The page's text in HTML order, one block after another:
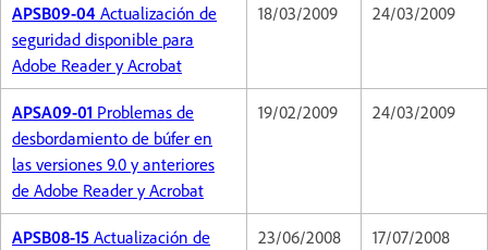
APSB09-04 Actualización de
seguridad disponible para
Adobe Reader y Acrobat
18/03/2009 24/03/2009
APSA09-01 Problemas de
desbordamiento de búfer en
las versiones 9.0 y anteriores
de Adobe Reader y Acrobat
19/02/2009 24/03/2009
APSB08-15 Actualización de
23/06/2008 17/07/2008